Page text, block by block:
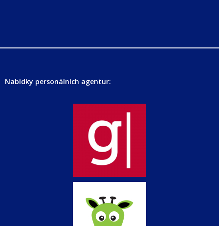
Nabídky personálních agentur: